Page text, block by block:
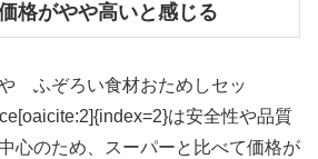
格がやや高いと感じる
や ふぞろい食材おためしセッ
は安全性や品質
心のため、スーパーと比べて価格が